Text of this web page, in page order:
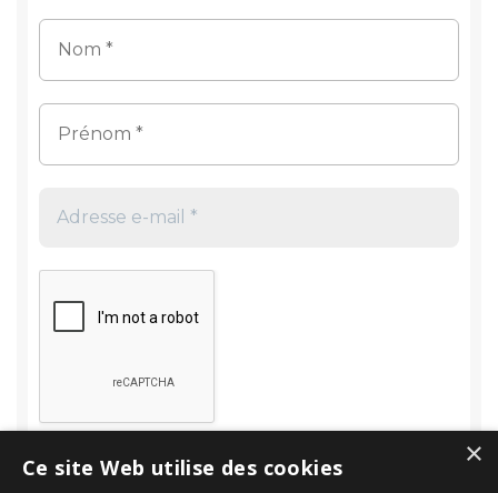
×
Ce site Web utilise des cookies